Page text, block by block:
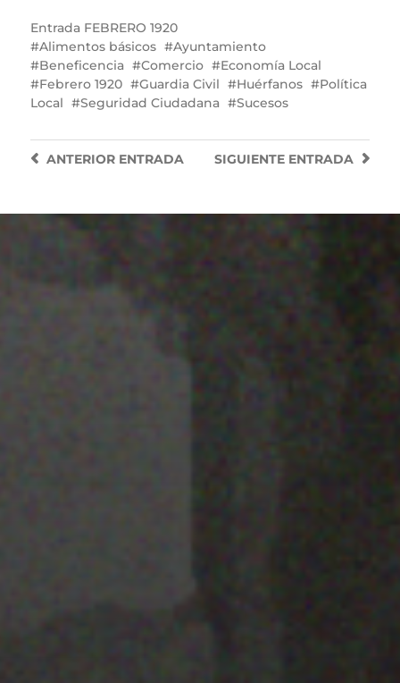
Entrada FEBRERO 1920
Alimentos básicos
Ayuntamiento
Beneficencia
Comercio
Economía Local
Febrero 1920
Guardia Civil Huérfanos
Política
Local
Seguridad Ciudadana Sucesos
SIGUIENTE ENTRADA
ANTERIORENTRADA